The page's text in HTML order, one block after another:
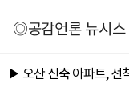
◎공감언론 뉴시스